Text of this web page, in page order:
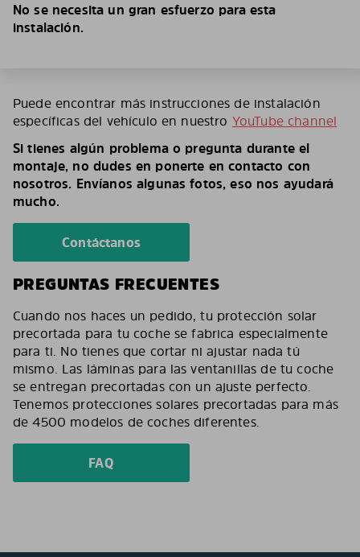
No se necesita un gran esfuerzo para esta
instalación.
Puede encontrar más instrucciones de instalación
específicas del vehículo en nuestro YouTube channel
Si tienes algún problema o pregunta durante el
montaje, no dudes en ponerte en contacto con
nosotros. Envíanos algunas fotos, eso nos ayudará
mucho.
Contáctanos
PREGUNTAS FRECUENTES
Cuando nos haces un pedido, tu protección solar
precortada para tu coche se fabrica especialmente
para ti. No tienes que cortar ni ajustar nada tú
mismo. Las láminas para las ventanillas de tu coche
se entregan precortadas con un ajuste perfecto.
Tenemos protecciones solares precortadas para más
de 4500 modelos de coches diferentes.
FAQ